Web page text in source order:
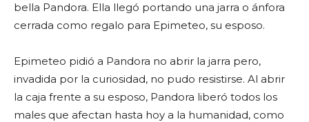
bella Pandora. Ella llegó portando una jarra o ánfora
cerrada como regalo para Epimeteo, su esposo.
Epimeteo pidió a Pandora no abrir la jarra pero,
invadida por la curiosidad, no pudo resistirse. Al abrir
la caja frente a su esposo, Pandora liberó todos los
males que afectan hasta hoy a la humanidad, como